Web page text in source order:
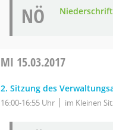
NÖ
MI 15.03.2017
2. Sitzung des
16:00-16:55 Uhr im Kleinen